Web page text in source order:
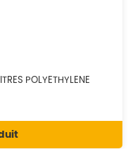
POLYETHYLENE